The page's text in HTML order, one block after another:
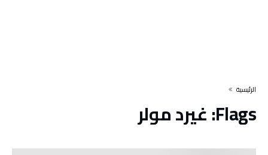
‫الرئيسية‬
Flags: غيرد مولر